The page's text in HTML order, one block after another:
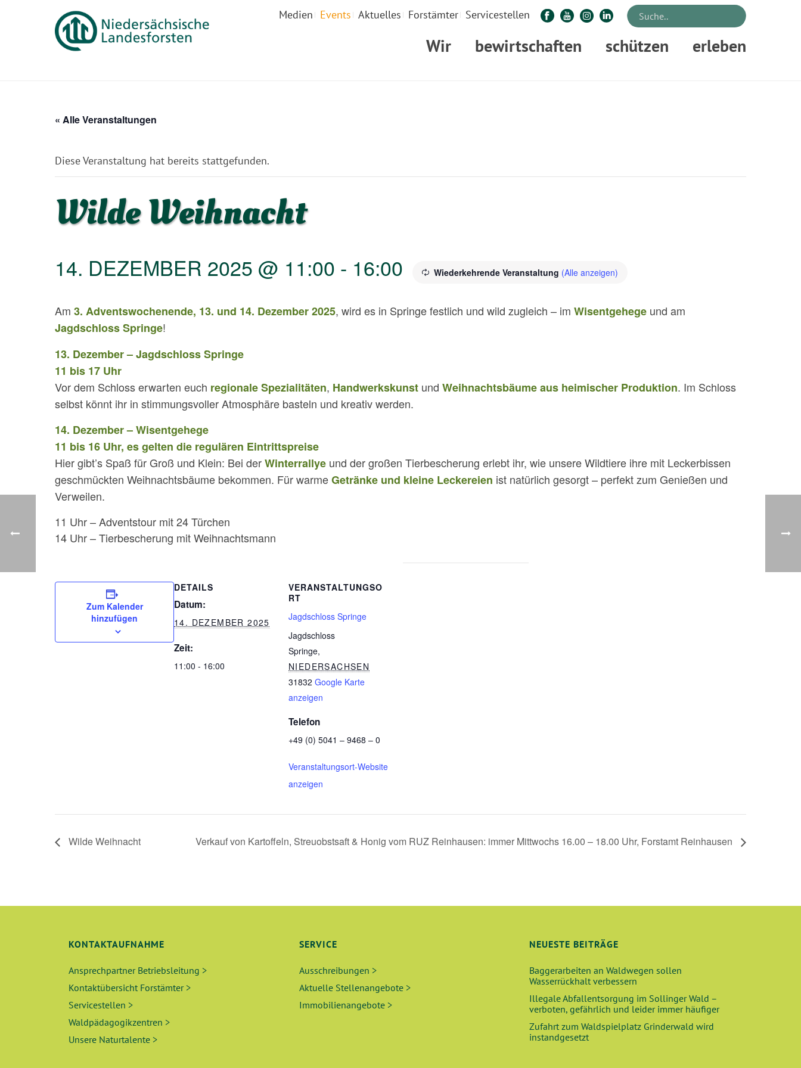
Medien Events Aktuelles Forstämter Servicestellen
Wir bewirtschaften schützen erleben
« Alle Veranstaltungen
Diese Veranstaltung hat bereits stattgefunden.
Wilde Weihnacht
14. DEZEMBER 2025 @ 11:00 - 16:00 Wiederkehrende Veranstaltung (Alle anzeigen)
Am 3. Adventswochenende, 13. und 14. Dezember 2025, wird es in Springe festlich und wild zugleich – im Wisentgehege und am
Jagdschloss Springe!
13. Dezember – Jagdschloss Springe
11 bis 17 Uhr
Vor dem Schloss erwarten euch regionale Spezialitäten, Handwerkskunst und Weihnachtsbäume aus heimischer Produktion. Im Schloss
selbst könnt ihr in stimmungsvoller Atmosphäre basteln und kreativ werden.
14. Dezember – Wisentgehege
11 bis 16 Uhr, es gelten die regulären Eintrittspreise
Hier gibt’s Spaß für Groß und Klein: Bei derWinterrallye und der großen Tierbescherung erlebt ihr, wie unsere Wildtiere ihre mit Leckerbissen
geschmückten Weihnachtsbäume bekommen. Für warmeGetränke und kleine Leckereien ist natürlich gesorgt – perfekt zum Genießen und
Verweilen.
11 Uhr – Adventstour mit 24 Türchen
14 Uhr – Tierbescherung mit Weihnachtsmann
Zum Kalender
hinzufügen
DETAILS
Datum:
14. DEZEMBER 2025
Zeit:
11:00 - 16:00
VERANSTALTUNGSO
RT
Jagdschloss Springe
Jagdschloss
Springe,
NIEDERSACHSEN
31832 Google Karte
anzeigen
Telefon
+49 (0) 5041 – 9468 – 0
Veranstaltungsort-Website
anzeigen
Wilde Weihnacht Verkauf von Kartoffeln, Streuobstsaft & Honig vom RUZ Reinhausen: immer Mittwochs 16.00 – 18.00 Uhr, Forstamt Reinhausen
KONTAKTAUFNAHME
Ansprechpartner Betriebsleitung >
Kontaktübersicht Forstämter >
Servicestellen >
Waldpädagogikzentren >
Unsere Naturtalente >
SERVICE
Ausschreibungen >
Aktuelle Stellenangebote >
Immobilienangebote >
NEUESTE BEITRÄGE
Baggerarbeiten an Waldwegen sollen
Wasserrückhalt verbessern
Illegale Abfallentsorgung im Sollinger Wald –
verboten, gefährlich und leider immer häufiger
Zufahrt zum Waldspielplatz Grinderwald wird
instandgesetzt